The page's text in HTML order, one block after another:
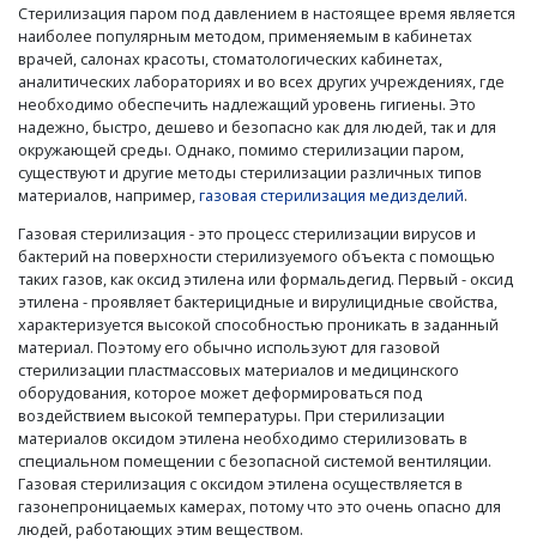
Стерилизация паром под давлением в настоящее время является
наиболее популярным методом, применяемым в кабинетах
врачей, салонах красоты, стоматологических кабинетах,
аналитических лабораториях и во всех других учреждениях, где
необходимо обеспечить надлежащий уровень гигиены. Это
надежно, быстро, дешево и безопасно как для людей, так и для
окружающей среды. Однако, помимо стерилизации паром,
существуют и другие методы стерилизации различных типов
материалов, например,газовая стерилизация медизделий.
Газовая стерилизация - это процесс стерилизации вирусов и
бактерий на поверхности стерилизуемого объекта с помощью
таких газов, как оксид этилена или формальдегид. Первый - оксид
этилена - проявляет бактерицидные и вирулицидные свойства,
характеризуется высокой способностью проникать в заданный
материал. Поэтому его обычно используют для газовой
стерилизации пластмассовых материалов и медицинского
оборудования, которое может деформироваться под
воздействием высокой температуры. При стерилизации
материалов оксидом этилена необходимо стерилизовать в
специальном помещении с безопасной системой вентиляции.
Газовая стерилизация с оксидом этилена осуществляется в
газонепроницаемых камерах, потому что это очень опасно для
людей, работающих этим веществом.